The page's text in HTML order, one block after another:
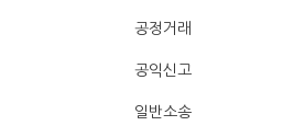
공정거래
공익신고
일반소송